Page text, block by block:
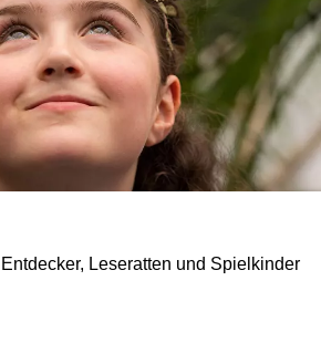
Leseratten und Spielkinder